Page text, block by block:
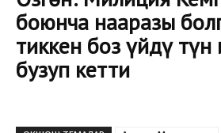
боюнча нааразы
тиккен боз үйдү түн
бузуп кетти